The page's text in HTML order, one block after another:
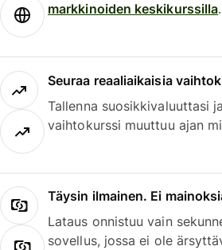
markkinoiden keskikurssilla.
Seuraa reaaliaikaisia
Tallenna suosikkivaluuttasi
vaihtokurssi muuttuu ajan
Täysin ilmainen. Ei
Lataus onnistuu vain
sovellus, jossa ei ole